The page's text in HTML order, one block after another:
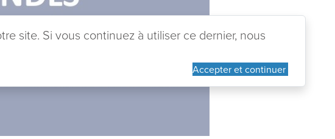
site. Si vous continuez à utiliser ce dernier, nous
Accepter et continuer